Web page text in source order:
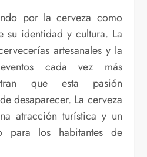
su identidad y cultura. La
artesanales y la
cada vez más
que esta pasión
desaparecer. La cerveza
atracción turística y un
para los habitantes de